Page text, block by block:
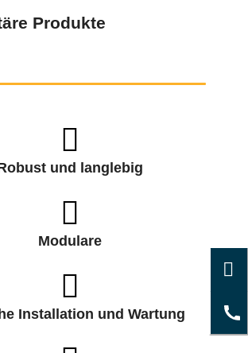
Produkte
und langlebig
Modulare
Installation und Wartung